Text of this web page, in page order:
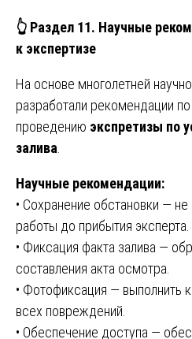
👆 Раздел 11. Научные
к экспертизе
На основе многолетней
разработали рекомендации
проведению экспретизы по
залива
Научные рекомендации:
• Сохранение обстановки —
работы до прибытия эксперта.
• Фиксация факта залива —
составления акта осмотра.
• Фотофиксация — выполнить
всех повреждений.
• Обеспечение доступа —